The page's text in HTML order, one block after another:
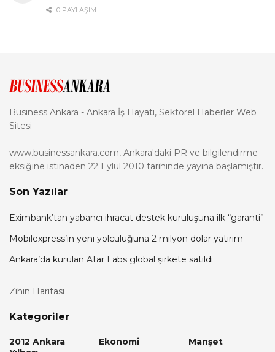
0 PAYLAŞIM
Business Ankara - Ankara İş Hayatı, Sektörel Haberler Web
Sitesi
www.businessankara.com, Ankara'daki PR ve bilgilendirme
eksiğine istinaden 22 Eylül 2010 tarihinde yayına başlamıştır.
Son Yazılar
Eximbank’tan yabancı ihracat destek kuruluşuna ilk “garanti”
Mobilexpress’in yeni yolculuğuna 2 milyon dolar yatırım
Ankara’da kurulan Atar Labs global şirkete satıldı
Zihin Haritası
Kategoriler
2012 Ankara
Ekonomi Manşet